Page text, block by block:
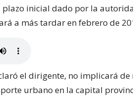
plazo inicial dado por la
a más tardar en febrero de
el dirigente, no implicará
urbano en la capital